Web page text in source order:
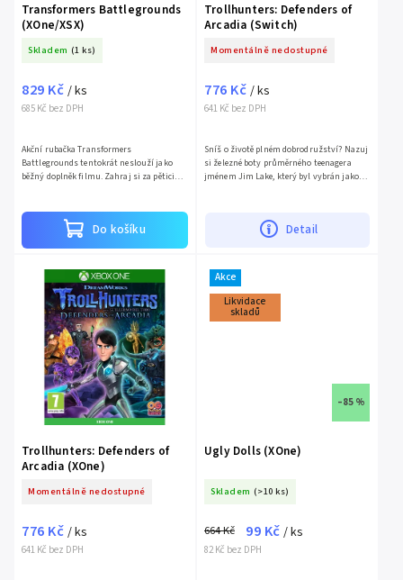
Transformers Battlegrounds
(XOne/XSX)
Skladem (1 ks)
685 Kč bez DPH
829 Kč / ks
Do košíku
Akční rubačka Transformers
Battlegrounds tentokrát neslouží jako
běžný doplněk filmu. Zahraj si za pětici
Trollhunters: Defenders of
Arcadia (Switch)
Momentálně nedostupné
641 Kč bez DPH
776 Kč / ks
Detail
Sníš o životě plném dobrodružství? Nazuj
si železné boty průměrného teenagera
jménem Jim Lake, který byl vybrán jako
Trollhunters: Defenders of
Arcadia (XOne)
Momentálně nedostupné
641 Kč bez DPH
776 Kč / ks
Akce
Likvidace
skladů
–85 %
Ugly Dolls (XOne)
Skladem (>10 ks)
82 Kč bez DPH
664 Kč 99 Kč / ks